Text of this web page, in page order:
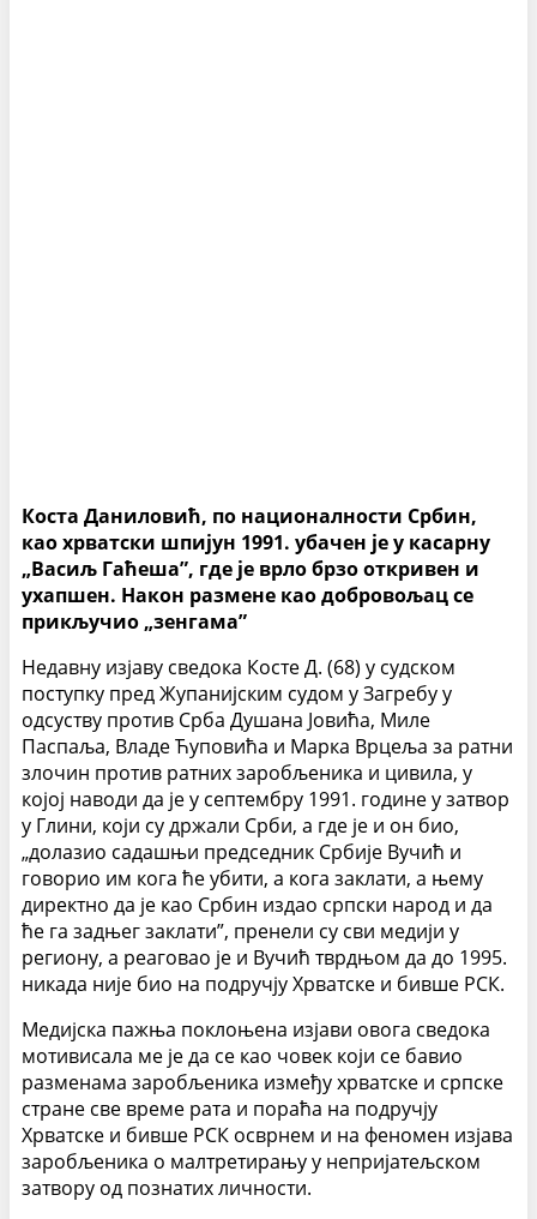
Коста Даниловић, по националности Србин,
као хрватски шпијун 1991. убачен је у касарну
„Васиљ Гаћеша”, где је врло брзо откривен и
ухапшен. Након размене као добровољац се
прикључио „зенгама”
Недавну изјаву сведока Косте Д. (68) у судском
поступку пред Жупанијским судом у Загребу у
одсуству против Срба Душана Јовића, Миле
Паспаља, Владе Ћуповића и Марка Врцеља за ратни
злочин против ратних заробљеника и цивила, у
којој наводи да је у септембру 1991. године у затвор
у Глини, који су држали Срби, а где је и он био,
„долазио садашњи председник Србије Вучић и
говорио им кога ће убити, а кога заклати, а њему
директно да је као Србин издао српски народ и да
ће га задњег заклати”, пренели су сви медији у
региону, а реаговао је и Вучић тврдњом да до 1995.
никада није био на подручју Хрватске и бивше РСК.
Медијска пажња поклоњена изјави овога сведока
мотивисала ме је да се као човек који се бавио
разменама заробљеника између хрватске и српске
стране све време рата и пораћа на подручју
Хрватске и бивше РСК осврнем и на феномен изјава
заробљеника о малтретирању у непријатељском
затвору од познатих личности.